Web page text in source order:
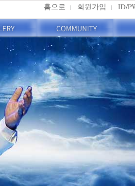
홈으로 회원가입 ID/